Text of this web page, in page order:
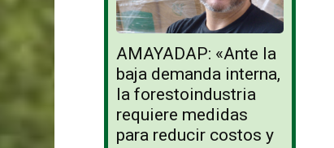
AMAYADAP: «Ante la
baja demanda interna,
la forestoindustria
requiere medidas
para reducir costos y